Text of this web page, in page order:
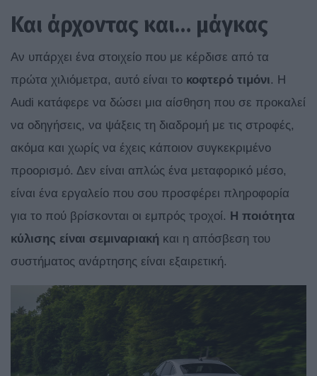
Και άρχοντας και… μάγκας
Αν υπάρχει ένα στοιχείο που με κέρδισε από τα
πρώτα χιλιόμετρα, αυτό είναι το κοφτερό τιμόνι. Η
Audi κατάφερε να δώσει μια αίσθηση που σε προκαλεί
να οδηγήσεις, να ψάξεις τη διαδρομή με τις στροφές,
ακόμα και χωρίς να έχεις κάποιον συγκεκριμένο
προορισμό. Δεν είναι απλώς ένα μεταφορικό μέσο,
είναι ένα εργαλείο που σου προσφέρει πληροφορία
για το πού βρίσκονται οι εμπρός τροχοί. Η ποιότητα
κύλισης είναι σεμιναριακή και η απόσβεση του
συστήματος ανάρτησης είναι εξαιρετική.